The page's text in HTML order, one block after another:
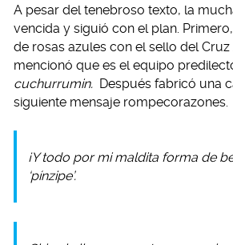
A pesar del tenebroso texto, la
vencida y siguió con el plan.
de rosas azules con el sello del
mencionó que es el equipo
cuchurrumin. Después fabricó una
siguiente mensaje rompecorazones.
¡Y todo por mi maldita forma de
‘pínzipe’.